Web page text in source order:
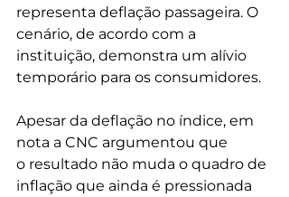
representa deflação passageira. O
cenário, de acordo com a
instituição, demonstra um alívio
temporário para os consumidores.
Apesar da deflação no índice, em
nota a CNC argumentou que
o resultado não muda o quadro de
inflação que ainda é pressionada